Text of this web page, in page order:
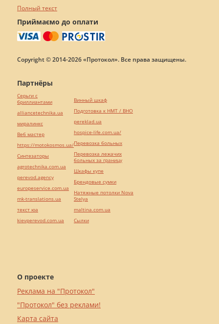
Полный текст
Приймаємо до оплати
Copyright © 2014-2026 «Протокол». Все права защищены.
О проекте
Реклама на "Протокол"
"Протокол" без реклами!
Карта сайта
Партнёры
Серьги с
бриллиантами
alliancetechnika.ua
миралинкс
Веб мастер
https://motokosmos.ua/
Синтезаторы
agrotechnika.com.ua
perevod.agency
europeservice.com.ua
mk-translations.ua
текст юа
kievperevod.com.ua
Винный шкаф
Подготовка к НМТ / ВНО
pereklad.ua
hospice-life.com.ua/
Перевозка больных
Перевозка лежачих
больных за границу
Шкафы купе
Брендовые сумки
Натяжные потолки Nova
Stelya
maltina.com.ua
Cылки